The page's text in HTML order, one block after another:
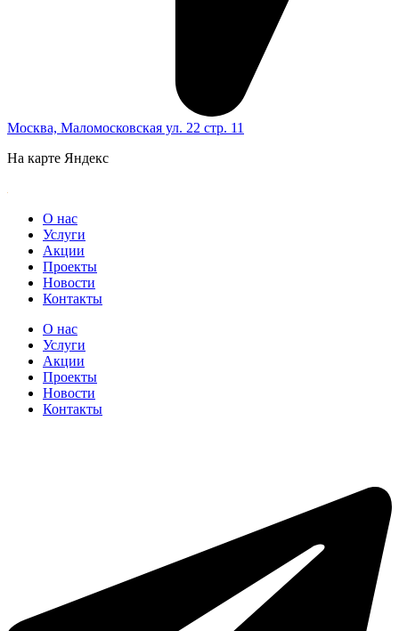
Москва, Маломосковская ул. 22 стр. 11
На карте Яндекс
О нас
Услуги
Акции
Проекты
Новости
Контакты
О нас
Услуги
Акции
Проекты
Новости
Контакты